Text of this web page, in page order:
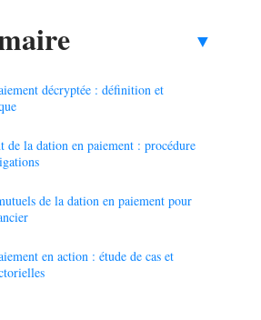
décryptée : définition et
de la dation en paiement : procédure
de la dation en paiement pour
en action : étude de cas et